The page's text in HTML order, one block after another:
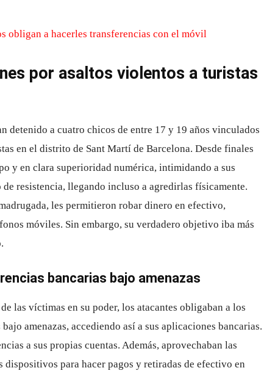
por asaltos violentos a turistas
detenido a cuatro chicos de entre 17 y 19 años vinculados
en el distrito de Sant Martí de Barcelona. Desde finales
y en clara superioridad numérica, intimidando a sus
de resistencia, llegando incluso a agredirlas físicamente.
les permitieron robar dinero en efectivo,
móviles. Sin embargo, su verdadero objetivo iba más
bancarias bajo amenazas
las víctimas en su poder, los atacantes obligaban a los
amenazas, accediendo así a sus aplicaciones bancarias.
a sus propias cuentas. Además, aprovechaban las
para hacer pagos y retiradas de efectivo en